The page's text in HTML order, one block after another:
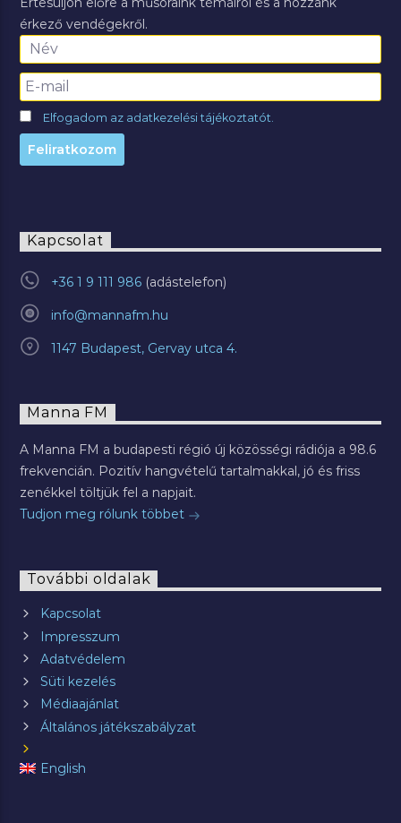
érkező vendégekről.
Elfogadom az adatkezelési tájékoztatót.
Kapcsolat
+36 1 9 111 986
info@mannafm.hu
1147 Budapest, Gervay utca 4.
Manna FM
A Manna FM a budapesti régió új közösségi rádiója a 98.6
frekvencián. Pozitív hangvételű tartalmakkal, jó és friss
zenékkel töltjük fel a napjait.
Tudjon meg rólunk többet
További oldalak
Kapcsolat
Impresszum
Adatvédelem
Süti kezelés
Médiaajánlat
Általános játékszabályzat
English